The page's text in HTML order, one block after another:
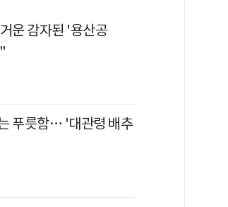
운 감자된 '용산공
푸릇함… '대관령 배추